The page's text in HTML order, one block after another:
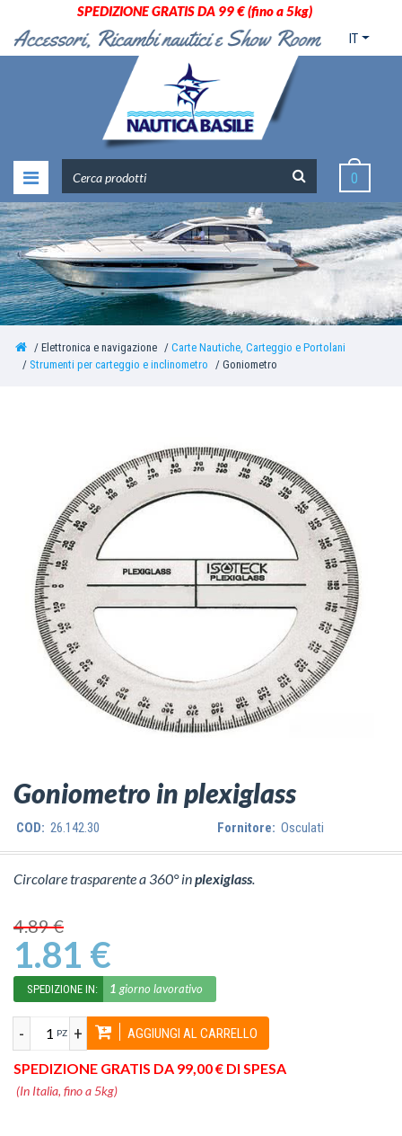
SPEDIZIONE GRATIS DA 99 € (fino a 5kg)
IT
0
Elettronica e navigazione
Carte Nautiche, Carteggio e Portolani
Strumenti per carteggio e inclinometro
Goniometro
Goniometro in plexiglass
COD: 26.142.30 Fornitore: Osculati
Circolare trasparente a 360° inplexiglass
4.89 €
1.81 €
SPEDIZIONE IN: 1 giorno lavorativo
PZ +
- AGGIUNGI AL CARRELLO
SPEDIZIONE GRATIS DA 99,00 € DI SPESA
(In Italia, fino a 5kg)